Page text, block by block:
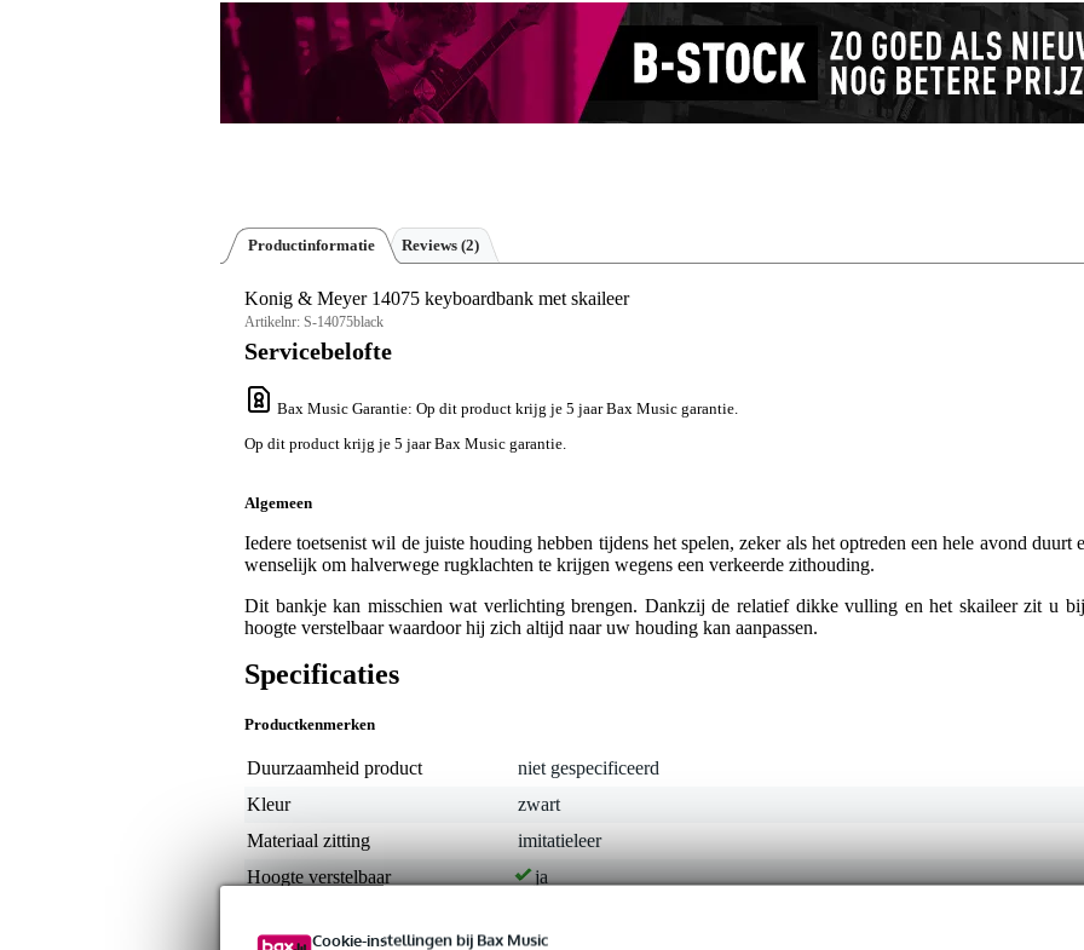
Cookie-instellingen bij Bax Music
Productinformatie Reviews (2)
Konig & Meyer 14075 keyboardbank met skaileer
Artikelnr: S-14075black
Servicebelofte
Bax Music Garantie: Op dit product krijg je 5 jaar Bax Music garantie.
Op dit product krijg je 5 jaar Bax Music garantie.
Algemeen
Iedere toetsenist wil de juiste houding hebben tijdens het spelen, zeker als het optreden een hele avond
wenselijk om halverwege rugklachten te krijgen wegens een verkeerde zithouding.
Dit bankje kan misschien wat verlichting brengen. Dankzij de relatief dikke vulling en het skaileer zit u
hoogte verstelbaar waardoor hij zich altijd naar uw houding kan aanpassen.
Specificaties
Productkenmerken
Duurzaamheid product
niet gespecificeerd
Kleur
zwart
Materiaal zitting
imitatieleer
Hoogte verstelbaar
ja